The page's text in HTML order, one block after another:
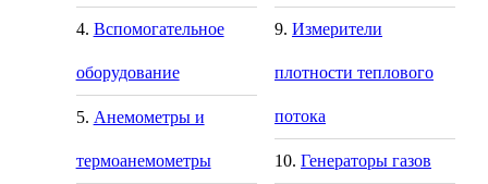
Вспомогательное
оборудование
Анемометры и
термоанемометры
Измерители
плотности теплового
потока
Генераторы газов